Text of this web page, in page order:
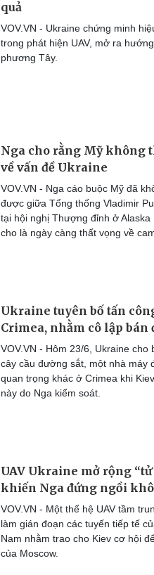
quả
VOV.VN - Ukraine chứng minh
trong phát hiện UAV, mở ra
phương Tây.
Nga cho rằng Mỹ không
về vấn đề Ukraine
VOV.VN - Nga cáo buộc Mỹ đã
được giữa Tổng thống Vladimir
tại hội nghị Thượng đỉnh ở
cho là ngày càng thất vọng về
Ukraine tuyên bố tấn
Crimea, nhằm cô lập bán
VOV.VN - Hôm 23/6, Ukraine
cây cầu đường sắt, một nhà máy
quan trọng khác ở Crimea khi
này do Nga kiểm soát.
UAV Ukraine mở rộng
khiến Nga đứng ngồi
VOV.VN - Một thế hệ UAV tầm
làm gián đoạn các tuyến tiếp tế
Nam nhằm trao cho Kiev cơ hội
của Moscow.